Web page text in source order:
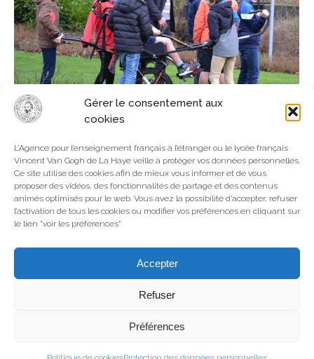
Gérer le consentement aux
cookies
L’Agence pour l’enseignement français à l’étranger ou le lycée français
Vincent Van Gogh de La Haye veille à protéger vos données personnelles.
Ce site utilise des cookies afin de mieux vous informer et de vous
proposer des vidéos, des fonctionnalités de partage et des contenus
animés optimisés pour le web. Vous avez la possibilité d’accepter, refuser
l’activation de tous les cookies ou modifier vos préférences en cliquant sur
le lien "voir les préférences"
Accepter
Refuser
Préférences
La Haye,Maternelle-Elémentaire Par Webmaster
3 février 2020
La suite d’une belle aventure Sébastien Naulais est
revenu à l’école pour rencontrer à nouveau les
une activité à la Roseraie. Sébastien interviendra
pendant la semaine de la SOP et nous envisageons
d’ores et déjà une course solidaire pour son
association à l’automne prochain… A cette…